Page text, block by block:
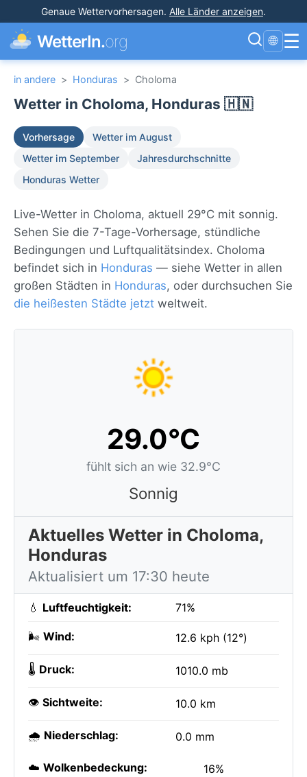
Genaue Wettervorhersagen. Alle Länder anzeigen.
WetterIn.org 🌐 ☰
in andere > Honduras > Choloma
Wetter in Choloma, Honduras 🇭🇳
Vorhersage
Wetter im August
Wetter im September
Jahresdurchschnitte
Honduras Wetter
Live-Wetter in Choloma, aktuell 29°C mit sonnig.
Sehen Sie die 7-Tage-Vorhersage, stündliche
Bedingungen und Luftqualitätsindex. Choloma
befindet sich in Honduras — siehe Wetter in allen
großen Städten in Honduras, oder durchsuchen Sie
die heißesten Städte jetzt weltweit.
29.0°C
fühlt sich an wie 32.9°C
Sonnig
Aktuelles Wetter in Choloma,
Honduras
Aktualisiert um 17:30 heute
💧 Luftfeuchtigkeit: 71%
🌬️ Wind: 12.6 kph (12°)
🌡️ Druck: 1010.0 mb
👁️ Sichtweite: 10.0 km
🌧️ Niederschlag: 0.0 mm
☁️ Wolkenbedeckung: 16%